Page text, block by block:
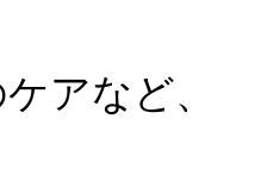
アなど、